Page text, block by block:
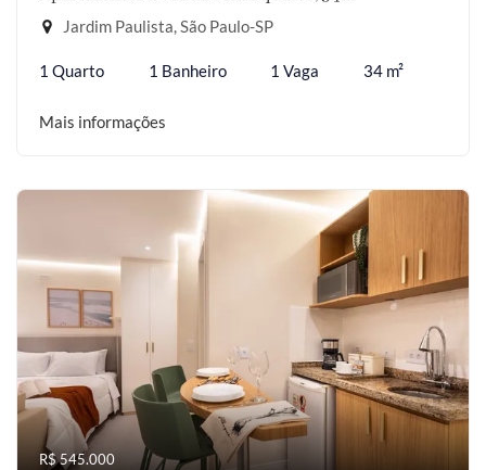
Jardim Paulista, São Paulo-SP
1 Quarto 1 Banheiro 1 Vaga 34 m²
Mais informações
R$ 545.000